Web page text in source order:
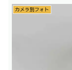
カメラ別フォト